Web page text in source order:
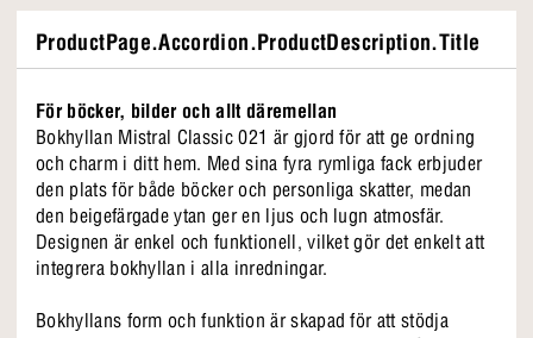
ProductPage.Accordion.ProductDescription.Title
För böcker, bilder och allt däremellan
Bokhyllan Mistral Classic 021 är gjord för att ge ordning
och charm i ditt hem. Med sina fyra rymliga fack erbjuder
den plats för både böcker och personliga skatter, medan
den beigefärgade ytan ger en ljus och lugn atmosfär.
Designen är enkel och funktionell, vilket gör det enkelt att
integrera bokhyllan i alla inredningar.
Bokhyllans form och funktion är skapad för att stödja